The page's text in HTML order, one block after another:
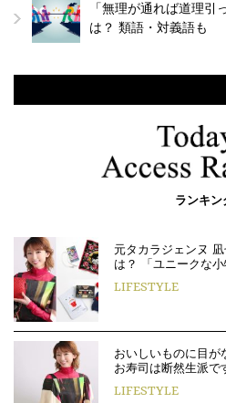
「無理が通れば道理引
は？ 類語・対義語も
ランキン
元タカラジェンヌ
は？ 「ユニークな
LIFESTYLE
おいしいものに目が
お寿司は断然生派
LIFESTYLE